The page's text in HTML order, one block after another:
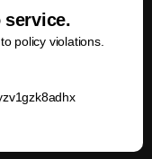
service.
policy violations.